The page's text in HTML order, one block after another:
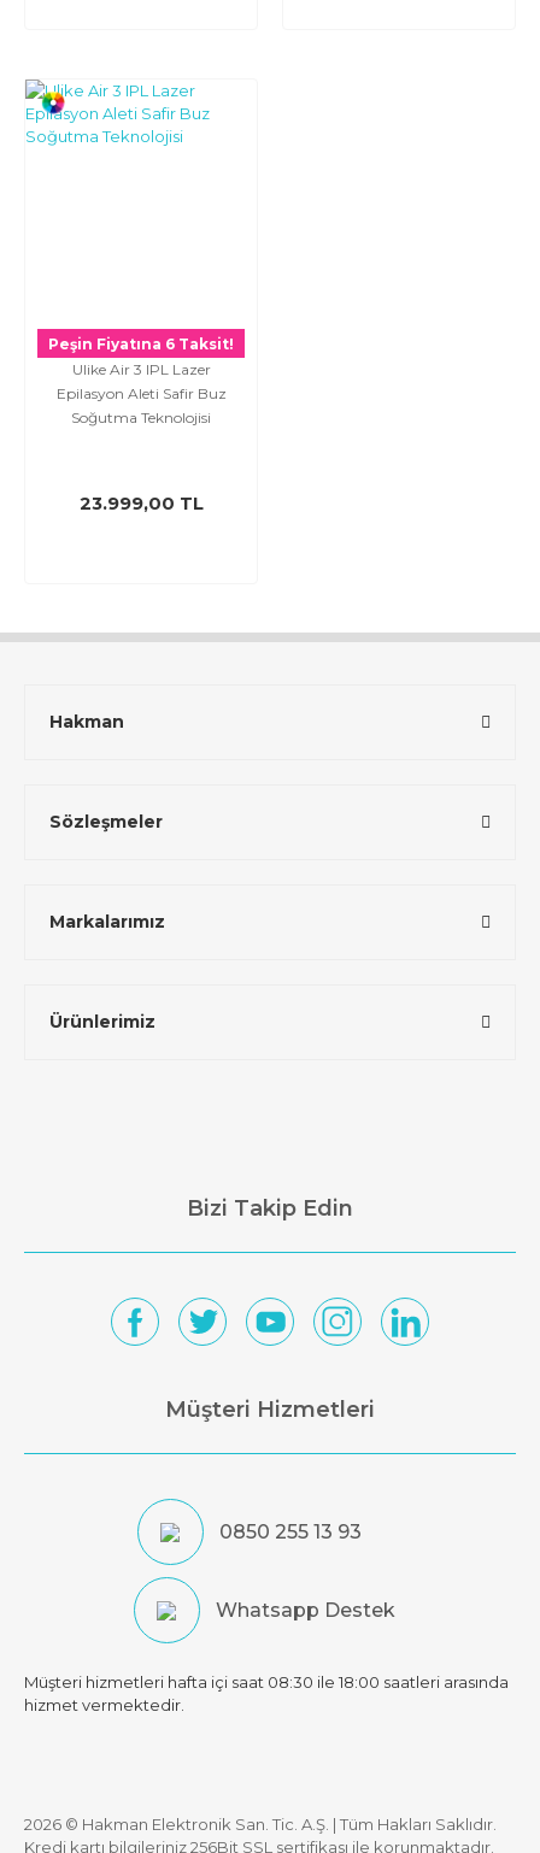
Peşin Fiyatına 6 Taksit!
Ulike Air 3 IPL Lazer
Epilasyon Aleti Safir Buz
Soğutma Teknolojisi
23.999,00 TL
Hakman
Sözleşmeler
Markalarımız
Ürünlerimiz
Bizi Takip Edin
Müşteri Hizmetleri
0850 255 13 93
Whatsapp Destek
Müşteri hizmetleri hafta içi saat 08:30 ile 18:00 saatleri arasında
hizmet vermektedir.
2026 © Hakman Elektronik San. Tic. A.Ş. | Tüm Hakları Saklıdır.
Kredi kartı bilgileriniz 256Bit SSL sertifikası ile korunmaktadır.